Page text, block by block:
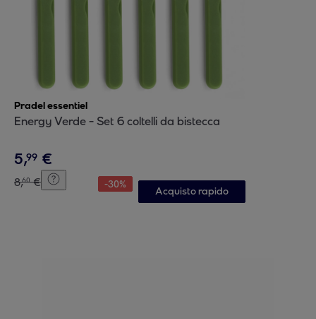
Pradel essentiel
Energy Verde - Set 6 coltelli da bistecca
5,99 €
8,60 € -30%
Acquisto rapido